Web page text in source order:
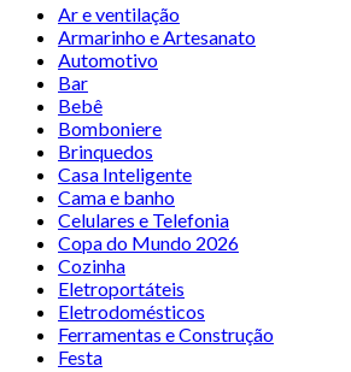
Ar e ventilação
Armarinho e Artesanato
Automotivo
Bar
Bebê
Bomboniere
Brinquedos
Casa Inteligente
Cama e banho
Celulares e Telefonia
Copa do Mundo 2026
Cozinha
Eletroportáteis
Eletrodomésticos
Ferramentas e Construção
Festa